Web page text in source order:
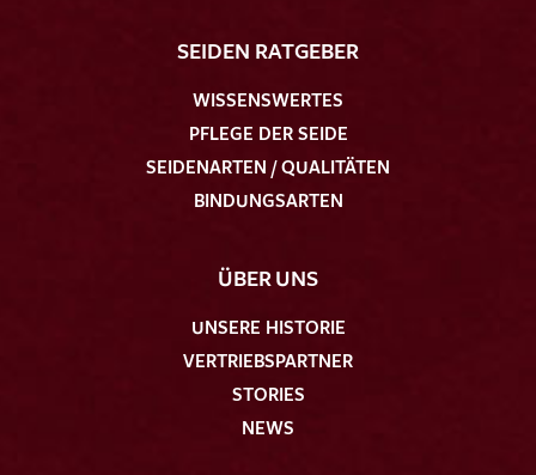
SEIDEN RATGEBER
WISSENSWERTES
PFLEGE DER SEIDE
SEIDENARTEN / QUALITÄTEN
BINDUNGSARTEN
ÜBER UNS
UNSERE HISTORIE
VERTRIEBSPARTNER
STORIES
NEWS